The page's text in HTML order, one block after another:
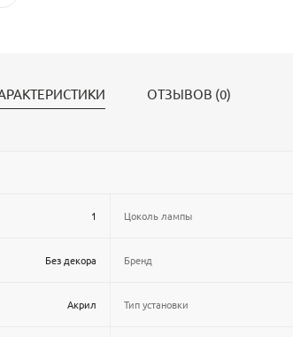
ОТЗЫВОВ (0)
1
Без декора
Акрил
Цоколь лампы
Бренд
Тип установки